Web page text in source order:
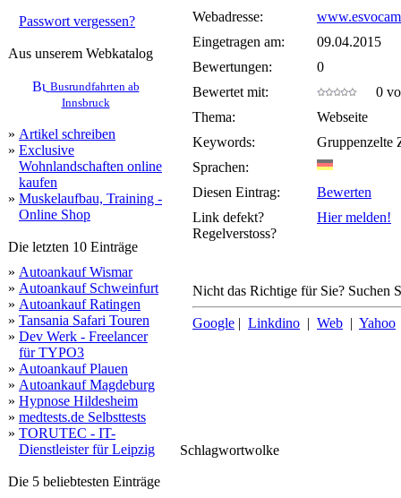
Passwort vergessen?
Aus unserem Webkatalog
Busrundfahrten ab
Innsbruck
» Artikel schreiben
» Exclusive
Wohnlandschaften online
kaufen
» Muskelaufbau, Training -
Online Shop
Die letzten 10 Einträge
» Autoankauf Wismar
» Autoankauf Schweinfurt
» Autoankauf Ratingen
» Tansania Safari Touren
» Dev Werk - Freelancer
für TYPO3
» Autoankauf Plauen
» Autoankauf Magdeburg
» Hypnose Hildesheim
» medtests.de Selbsttests
» TORUTEC - IT-
Dienstleister für Leipzig
Die 5 beliebtesten Einträge
Webadresse:
Eingetragen am:
09.04.2015
Bewertungen:
0
Bewertet mit:
0
Thema:
Webseite
Keywords:
Gruppenzelte
Sprachen:
Diesen Eintrag:
Bewerten
Link defekt?
Regelverstoss?
Hier melden!
Nicht das Richtige für Sie? Suchen
Google | Linkdino | Web | Yahoo
Schlagwortwolke
polyester
alle